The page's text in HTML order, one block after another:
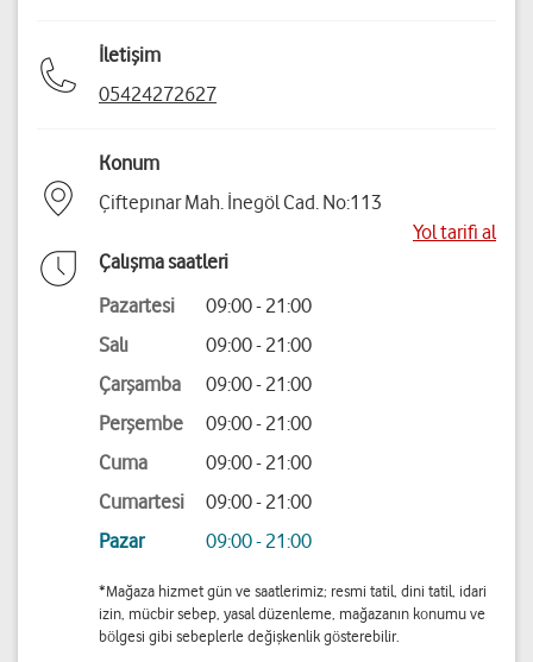
İletişim
05424272627
Konum
Çiftepınar Mah. İnegöl Cad. No:113
Yol tarifi al
Çalışma saatleri
Pazartesi
09:00 - 21:00
Salı
09:00 - 21:00
Çarşamba
09:00 - 21:00
Perşembe
09:00 - 21:00
Cuma
09:00 - 21:00
Cumartesi
09:00 - 21:00
Pazar
09:00 - 21:00
*Mağaza hizmet gün ve saatlerimiz; resmi tatil, dini tatil, idari
izin, mücbir sebep, yasal düzenleme, mağazanın konumu ve
bölgesi gibi sebeplerle değişkenlik gösterebilir.